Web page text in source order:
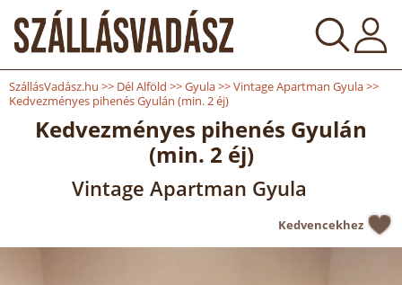
SzállásVadász.hu >> Dél Alföld >>Gyula>>Vintage Apartman Gyula>>
Kedvezményes pihenés Gyulán (min. 2 éj)
Kedvezményes pihenés Gyulán
(min. 2 éj)
Vintage Apartman Gyula
Kedvencekhez